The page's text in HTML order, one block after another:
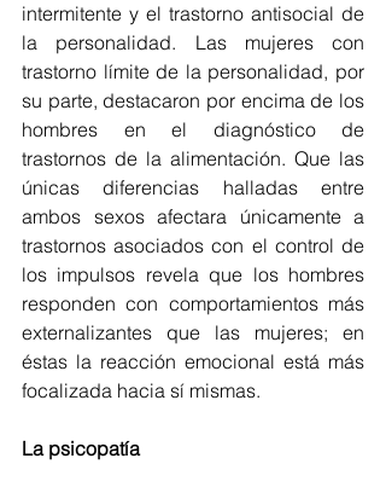
intermitente y el trastorno antisocial de
la personalidad. Las mujeres con
trastorno límite de la personalidad, por
su parte, destacaron por encima de los
hombres en el diagnóstico de
trastornos de la alimentación. Que las
únicas diferencias halladas entre
ambos sexos afectara únicamente a
trastornos asociados con el control de
los impulsos revela que los hombres
responden con comportamientos más
externalizantes que las mujeres; en
éstas la reacción emocional está más
focalizada hacia sí mismas.
La psicopatía